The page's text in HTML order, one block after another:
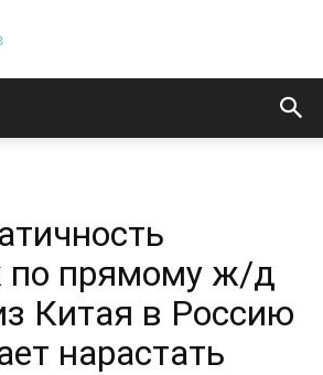
по прямому ж/д
Китая в Россию
нарастать